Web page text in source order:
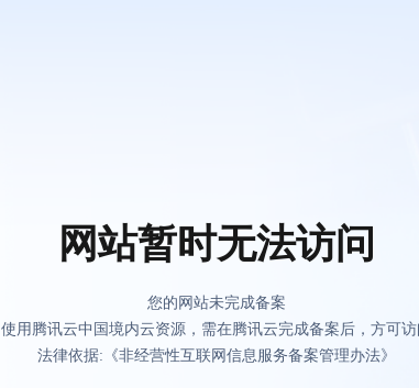
网站暂时无法访问
您的网站未完成备案
使用腾讯云中国境内云资源，需在腾讯云完成备案后，方可
法律依据:《非经营性互联网信息服务备案管理办法》